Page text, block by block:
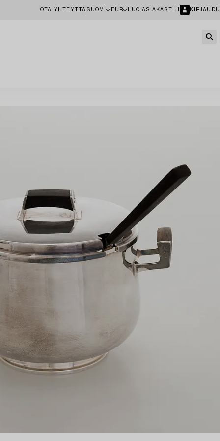
OTA YHTEYTTÄ SUOMI EUR LUO ASIAKASTILI KIRJAUDU